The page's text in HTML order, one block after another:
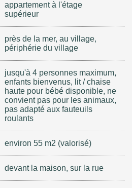
appartement à l'étage
supérieur
près de la mer, au village,
périphérie du village
jusqu'à 4 personnes maximum,
enfants bienvenus, lit / chaise
haute pour bébé disponible, ne
convient pas pour les animaux,
pas adapté aux fauteuils
roulants
environ 55 m2 (valorisé)
devant la maison, sur la rue